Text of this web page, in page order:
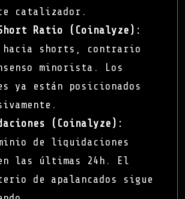
catalizador.
Ratio (Coinalyze):
hacia shorts, contrario
minorista. Los
ya están posicionados
(Coinalyze):
de liquidaciones
las últimas 24h. El
de apalancados sigue